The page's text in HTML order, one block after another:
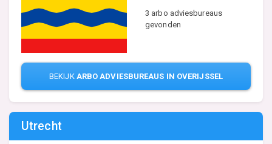
3 arbo adviesbureaus
gevonden
BEKIJK ARBO ADVIESBUREAUS IN OVERIJSSEL
Utrecht